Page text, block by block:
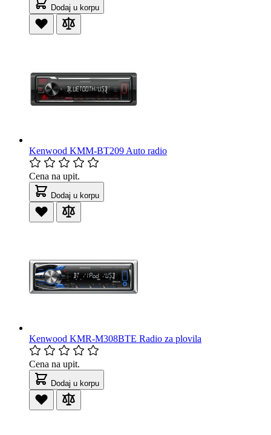
Dodaj u korpu
Kenwood KMM-BT209 Auto radio
Cena na upit.
Dodaj u korpu
Kenwood KMR-M308BTE Radio za plovila
Cena na upit.
Dodaj u korpu